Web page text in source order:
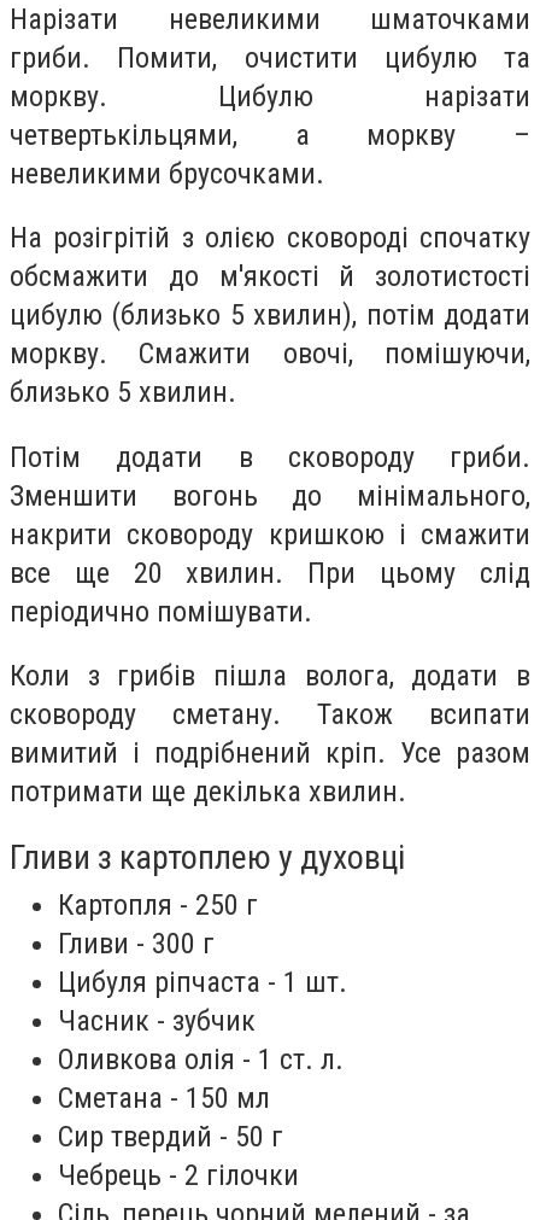
Нарізати невеликими шматочками
гриби. Помити, очистити цибулю та
моркву. Цибулю нарізати
четвертькільцями, а моркву –
невеликими брусочками.
На розігрітій з олією сковороді спочатку
обсмажити до м'якості й золотистості
цибулю (близько 5 хвилин), потім додати
моркву. Смажити овочі, помішуючи,
близько 5 хвилин.
Потім додати в сковороду гриби.
Зменшити вогонь до мінімального,
накрити сковороду кришкою і смажити
все ще 20 хвилин. При цьому слід
періодично помішувати.
Коли з грибів пішла волога, додати в
сковороду сметану. Також всипати
вимитий і подрібнений кріп. Усе разом
потримати ще декілька хвилин.
Гливи з картоплею у духовці
Картопля - 250 г
Гливи - 300 г
Цибуля ріпчаста - 1 шт.
Часник - зубчик
Оливкова олія - 1 ст. л.
Сметана - 150 мл
Сир твердий - 50 г
Чебрець - 2 гілочки